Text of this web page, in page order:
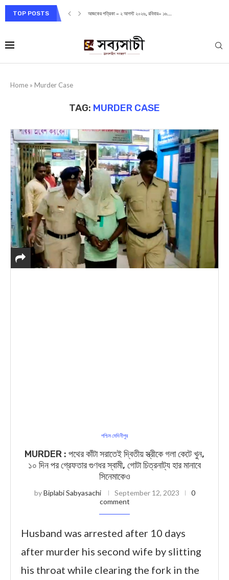
TOP POSTS আজকের পত্রিকা – ২ আগস্ট ২০২৬, রবিবার– ১৬...
Home » Murder Case
TAG: MURDER CASE
পশ্চিম মেদিনীপুর
MURDER : পথের কাঁটা সরাতেই দ্বিতীয় স্ত্রীকে গলা কেটে খুন,
১০ দিন পর গ্রেফতার গুণধর স্বামী, গোটা চিত্রনাট্য হার মানাবে
সিনেমাকেও
byBiplabi Sabyasachi September 12, 2023
0
comment
Husband was arrested after 10 days
after murder his second wife by slitting
his throat while clearing the fork in the